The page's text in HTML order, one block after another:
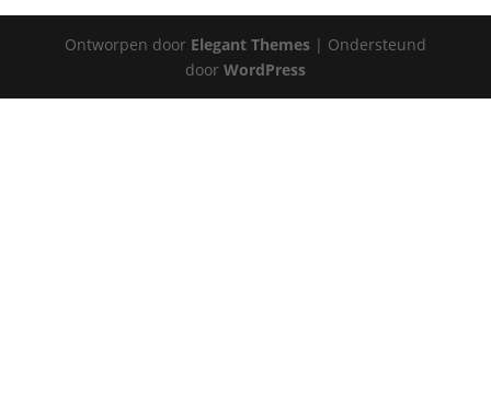
Ontworpen door Elegant Themes| Ondersteund
door WordPress